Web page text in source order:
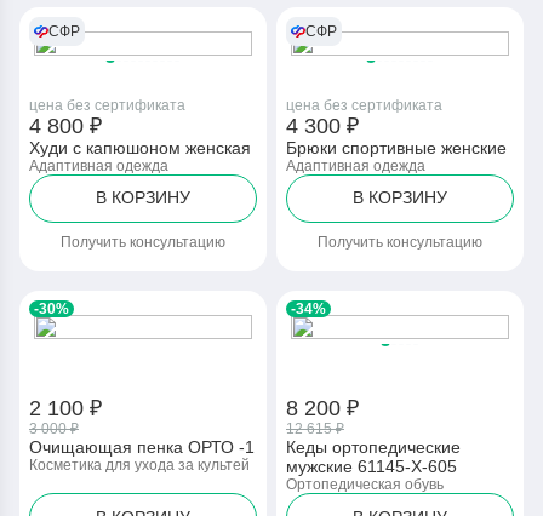
СФР
цена без сертификата
4 800 ₽
Худи с капюшоном женская
Адаптивная одежда
В КОРЗИНУ
Получить консультацию
СФР
цена без сертификата
4 300 ₽
Брюки спортивные женские
Адаптивная одежда
В КОРЗИНУ
Получить консультацию
-30%
2 100 ₽
3 000 ₽
Очищающая пенка ОРТО -1
Косметика для ухода за культей
-34%
8 200 ₽
12 615 ₽
Кеды ортопедические
мужские 61145-Х-605
Ортопедическая обувь